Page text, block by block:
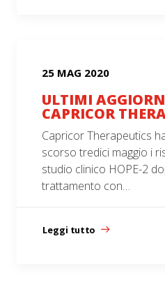
25 MAG 2020
ULTIMI
CAPRICOR
Capricor Therapeutics
scorso tredici maggio i
studio clinico HOPE-2
trattamento con…
Leggi tutto